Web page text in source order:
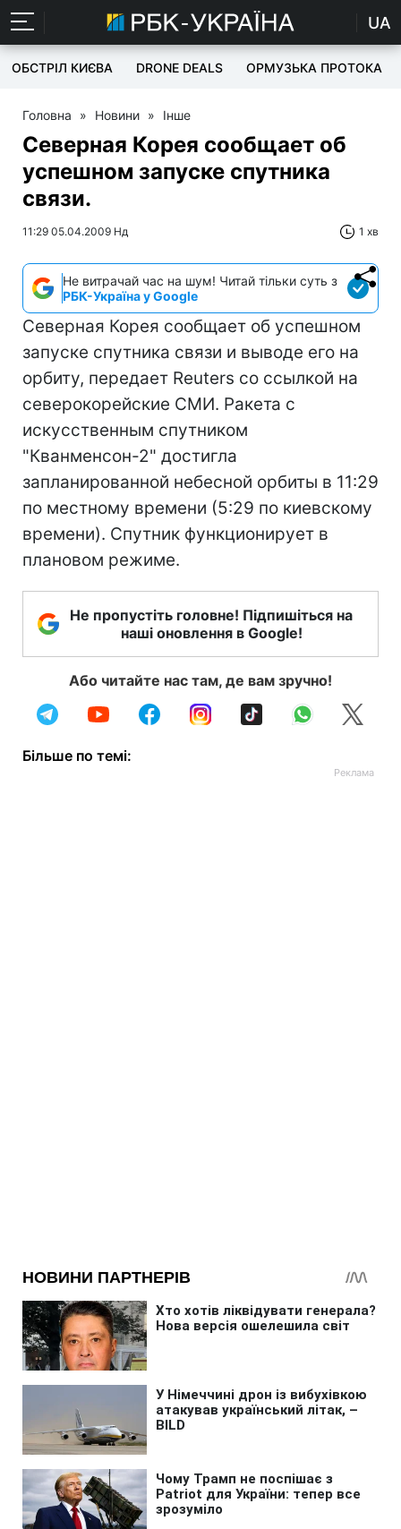
UA
ОБСТРІЛ КИЄВА DRONE DEALS ОРМУЗЬКА ПРОТОКА
Головна » Новини » Інше
Северная Корея сообщает об
успешном запуске спутника
связи.
11:29 05.04.2009 Нд 1 хв
Не витрачай час на шум! Читай тільки суть з
РБК-Україна у Google
Северная Корея сообщает об успешном
запуске спутника связи и выводе его на
орбиту, передает Reuters со ссылкой на
северокорейские СМИ. Ракета с
искусственным спутником
"Кванменсон-2" достигла
запланированной небесной орбиты в 11:29
по местному времени (5:29 по киевскому
времени). Спутник функционирует в
плановом режиме.
Не пропустіть головне! Підпишіться на
наші оновлення в Google!
Або читайте нас там, де вам зручно!
Більше по темі: